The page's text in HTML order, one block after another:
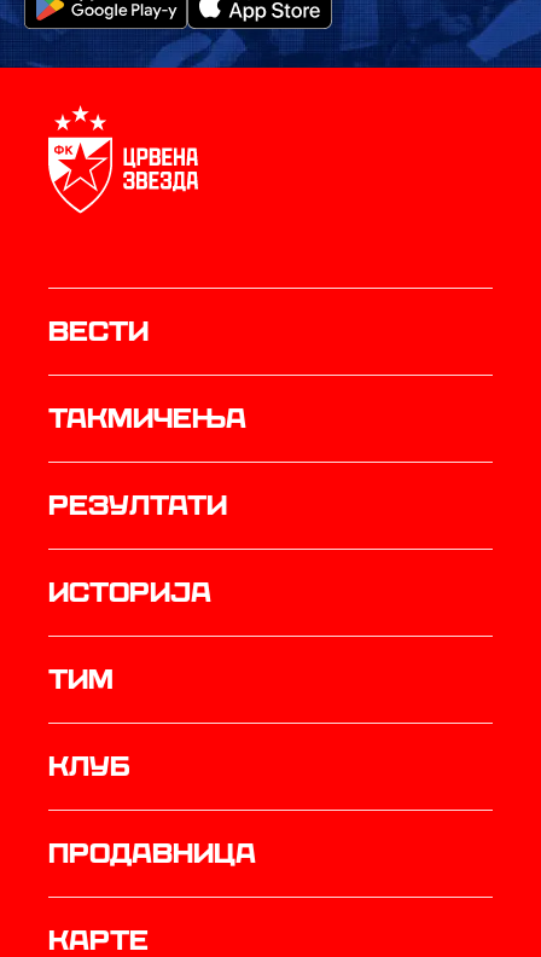
Вести
Такмичења
резултати
историја
ТИМ
Клуб
продавница
Карте